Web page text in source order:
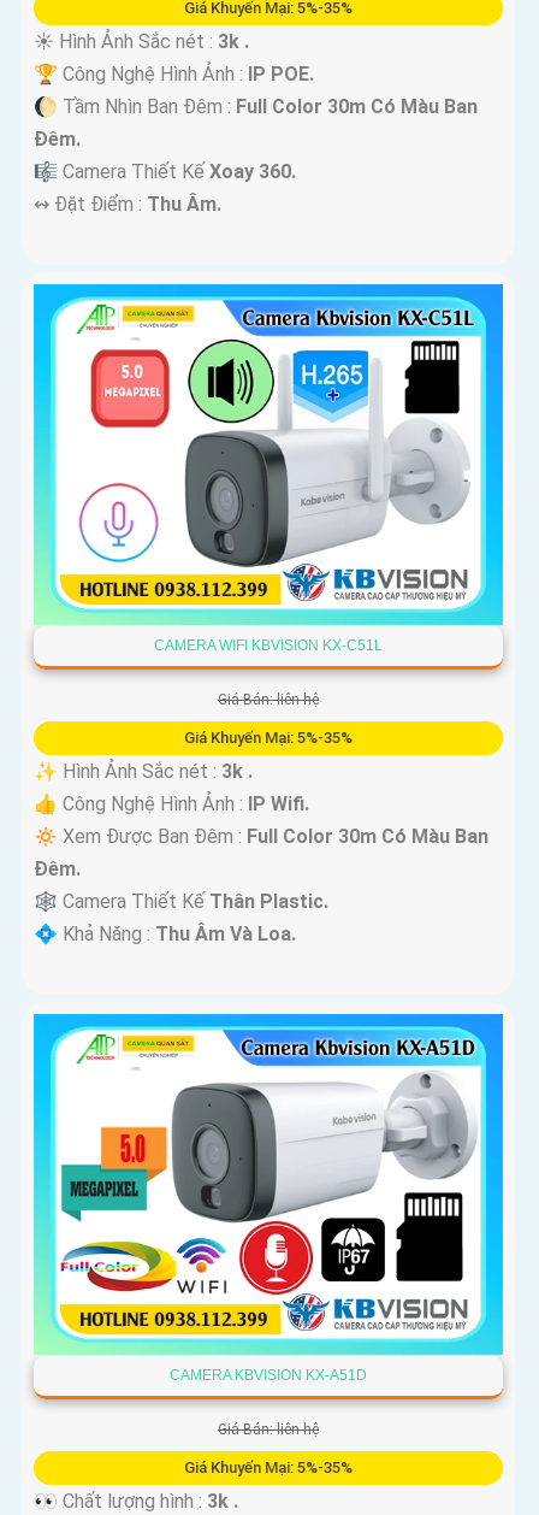
Giá Khuyến Mại: 5%-35%
☀️ Hình Ảnh Sắc nét : 3k .
🏆 Công Nghệ Hình Ảnh : IP POE.
🌔 Tầm Nhìn Ban Đêm : Full Color 30m Có Màu Ban
Ðêm.
🎼️ Camera Thiết Kế Xoay 360.
️↭ Đặt Điểm : Thu Âm.
CAMERA WIFI KBVISION KX-C51L
Giá Bán: liên hệ
Giá Khuyến Mại: 5%-35%
✨ Hình Ảnh Sắc nét : 3k .
👍 Công Nghệ Hình Ảnh : IP Wifi.
🔅 Xem Được Ban Đêm : Full Color 30m Có Màu Ban
Ðêm.
🕸️ Camera Thiết Kế Thân Plastic.
️💠 Khả Năng : Thu Âm Và Loa.
CAMERA KBVISION KX-A51D
Giá Bán: liên hệ
Giá Khuyến Mại: 5%-35%
️
👀 Chất lượng hình : 3k .